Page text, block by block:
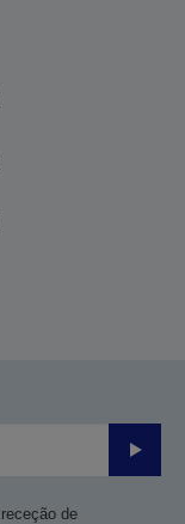
Enviar
de